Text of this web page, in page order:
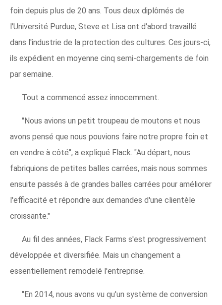
foin depuis plus de 20 ans. Tous deux diplômés de
l'Université Purdue, Steve et Lisa ont d'abord travaillé
dans l'industrie de la protection des cultures. Ces jours-ci,
ils expédient en moyenne cinq semi-chargements de foin
par semaine.
Tout a commencé assez innocemment.
"Nous avions un petit troupeau de moutons et nous
avons pensé que nous pouvions faire notre propre foin et
en vendre à côté", a expliqué Flack. "Au départ, nous
fabriquions de petites balles carrées, mais nous sommes
ensuite passés à de grandes balles carrées pour améliorer
l'efficacité et répondre aux demandes d'une clientèle
croissante."
Au fil des années, Flack Farms s'est progressivement
développée et diversifiée. Mais un changement a
essentiellement remodelé l'entreprise.
"En 2014, nous avons vu qu'un système de conversion